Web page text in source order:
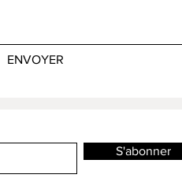
ENVOYER
S'abonner